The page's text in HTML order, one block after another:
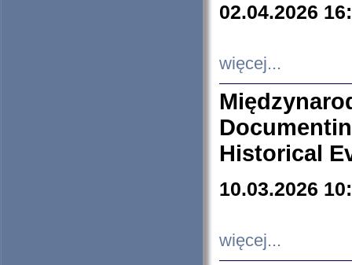
02.04.2026
więcej...
Historical
10.03.2026
więcej...